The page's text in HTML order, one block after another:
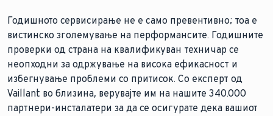
Годишното сервисирање не е само превентивно; тоа е
вистинско зголемување на перформансите. Годишните
проверки од страна на квалификуван техничар се
неопходни за одржување на висока ефикасност и
избегнување проблеми со притисок. Со експерт од
Vaillant во близина, верувајте им на нашите 340.000
партнери-инсталатери за да се осигурате дека вашиот